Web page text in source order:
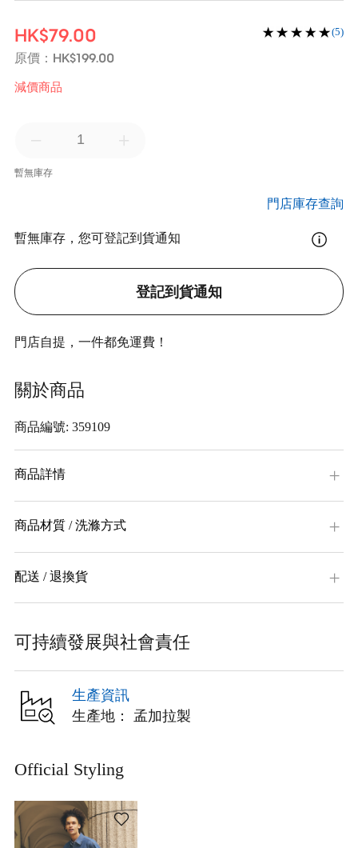
HK$79.00
原價： HK$199.00
(5)
減價商品
暫無庫存
門店庫存查詢
暫無庫存，您可登記到貨通知
登記到貨通知
門店自提，一件都免運費！
關於商品
商品編號: 359109
商品詳情
商品材質 / 洗滌方式
配送 / 退換貨
可持續發展與社會責任
生產資訊
生產地： 孟加拉製
Official Styling